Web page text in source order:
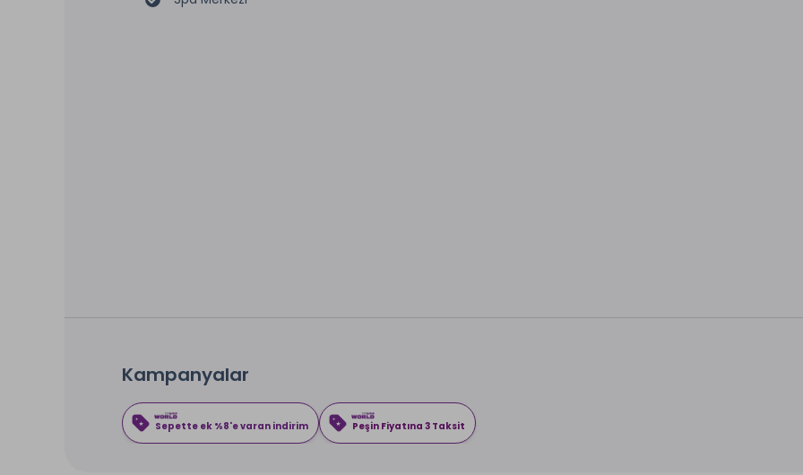
Kampanyalar
Sepette ek %8'e varan indirim Peşin Fiyatına 3 Taksit